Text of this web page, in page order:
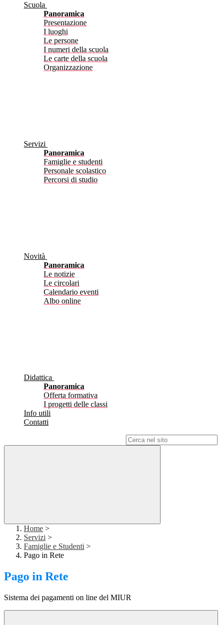
Scuola
Panoramica
Presentazione
I luoghi
Le persone
I numeri della scuola
Le carte della scuola
Organizzazione
Servizi
Panoramica
Famiglie e studenti
Personale scolastico
Percorsi di studio
Novità
Panoramica
Le notizie
Le circolari
Calendario eventi
Albo online
Didattica
Panoramica
Offerta formativa
I progetti delle classi
Info utili
Contatti
Home >
Servizi >
Famiglie e Studenti >
Pago in Rete
Pago in Rete
Sistema dei pagamenti on line del MIUR